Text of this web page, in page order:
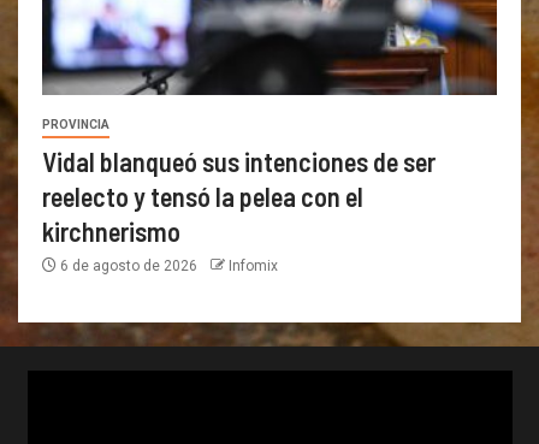
PROVINCIA
Vidal blanqueó sus intenciones de ser
reelecto y tensó la pelea con el
kirchnerismo
6 de agosto de 2026 Infomix